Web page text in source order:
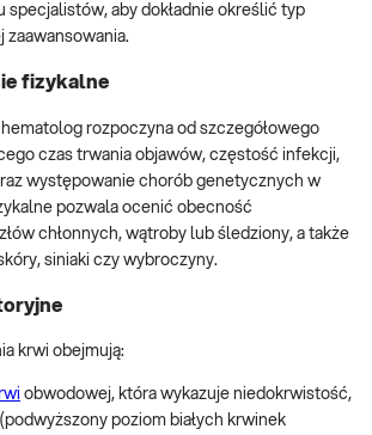
specjalistów, aby dokładnie określić typ
zaawansowania.
fizykalne
rozpoczyna od szczegółowego
czas trwania objawów, częstość infekcji,
występowanie chorób genetycznych w
pozwala ocenić obecność
chłonnych, wątroby lub śledziony, a także
siniaki czy wybroczyny.
krwi obejmują:
obwodowej, która wykazuje niedokrwistość,
poziom białych krwinek